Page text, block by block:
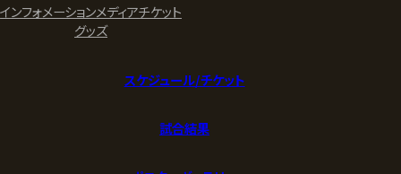
インフォメーションメディアチケット
グッズ
スケジュール/チケット
試合結果